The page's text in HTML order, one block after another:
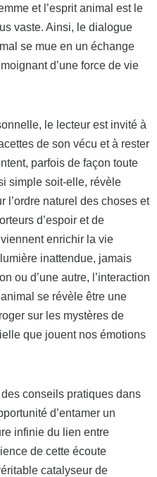
et l’esprit animal est le
vaste. Ainsi, le dialogue
se mue en un échange
d’une force de vie
le lecteur est invité à
de son vécu et à rester
parfois de façon toute
simple soit-elle, révèle
l’ordre naturel des choses et
d’espoir et de
enrichir la vie
inattendue, jamais
ou d’une autre, l’interaction
se révèle être une
sur les mystères de
que jouent nos émotions
conseils pratiques dans
d’entamer un
infinie du lien entre
de cette écoute
catalyseur de